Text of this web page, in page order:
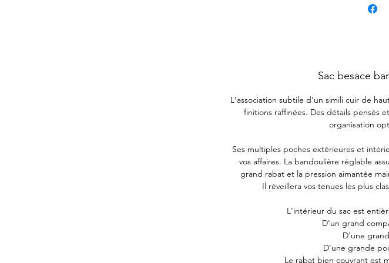
Sac besace
L'association subtile d'un simili cuir de
finitions raffinées. Des détails pensés
organisation
Ses multiples poches extérieures et
vos affaires. La bandoulière réglable
grand rabat et la pression aimantée
Il réveillera vos tenues les plus
L'intérieur du sac est
D'un grand
D'une
D'une grande
Le rabat bien couvrant est